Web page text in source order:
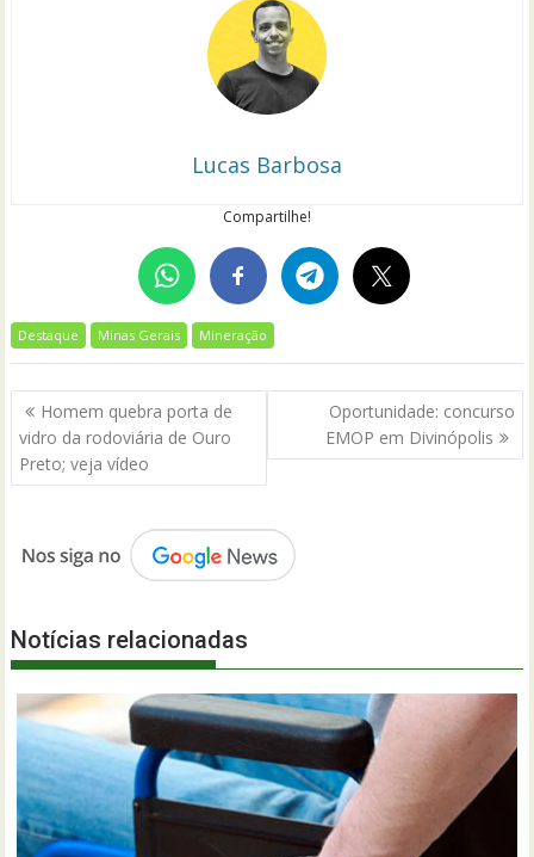
Lucas Barbosa
Compartilhe!
Destaque Minas Gerais Mineração
Navegação
de
Post
Homem quebra porta de
vidro da rodoviária de Ouro
Preto; veja vídeo
Oportunidade: concurso
EMOP em Divinópolis
Notícias relacionadas